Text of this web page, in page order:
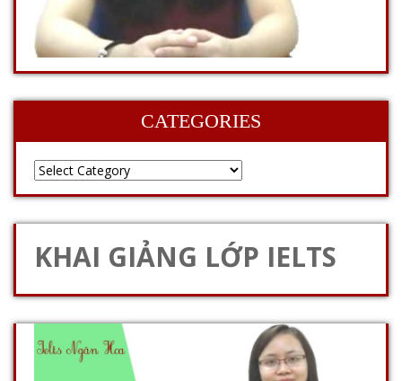
CATEGORIES
KHAI GIẢNG LỚP IELTS